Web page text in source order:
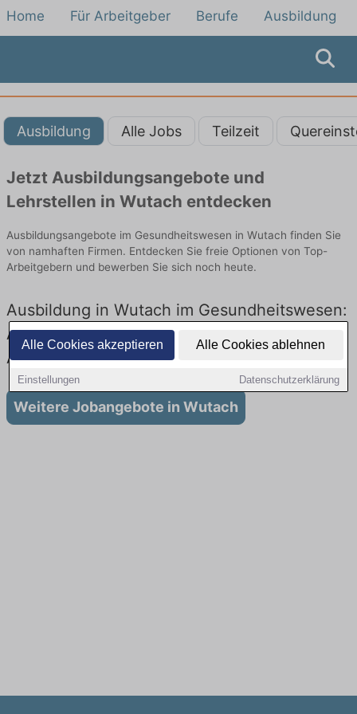
Alle Cookies akzeptieren Alle Cookies ablehnen
Einstellungen Datenschutzerklärung
Home Für Arbeitgeber Berufe Ausbildung
Ausbildung Alle Jobs Teilzeit
Jetzt Ausbildungsangebote und
Lehrstellen in Wutach entdecken
Ausbildungsangebote im Gesundheitswesen in Wutach finden Sie
von namhaften Firmen. Entdecken Sie freie Optionen von Top-
Arbeitgebern und bewerben Sie sich noch heute.
Ausbildung in Wutach im Gesundheitswesen:
Aktuell gibt es keine Stellenangebote für
Ausbildung in Wutach
Weitere Jobangebote in Wutach